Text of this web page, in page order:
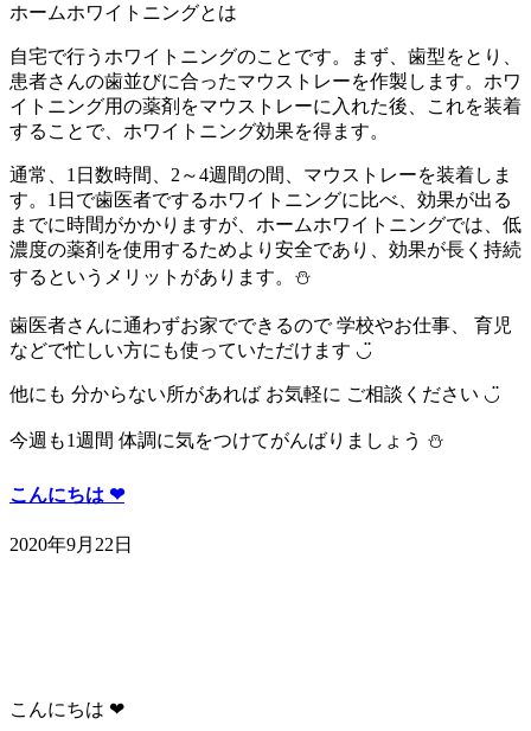
ホームホワイトニングとは
自宅で行うホワイトニングのことです。まず、歯型をとり、
患者さんの歯並びに合ったマウストレーを作製します。ホワ
イトニング用の薬剤をマウストレーに入れた後、これを装着
することで、ホワイトニング効果を得ます。
通常、1日数時間、2～4週間の間、マウストレーを装着しま
す。1日で歯医者でするホワイトニングに比べ、効果が出る
までに時間がかかりますが、ホームホワイトニングでは、低
濃度の薬剤を使用するためより安全であり、効果が長く持続
するというメリットがあります。⛄️
歯医者さんに通わずお家でできるので 学校やお仕事、 育児
などで忙しい方にも使っていただけます ◡̈
他にも 分からない所があれば お気軽に ご相談ください ◡̈
今週も1週間 体調に気をつけてがんばりましょう ⛄️
こんにちは ‪‪❤︎‬
2020年9月22日
こんにちは ‪‪❤︎‬